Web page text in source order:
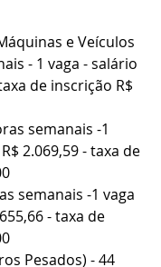
e Veículos
- 1 vaga - salário
de inscrição R$
semanais -1
2.069,59 - taxa de
semanais -1 vaga
- taxa de
Pesados) - 44